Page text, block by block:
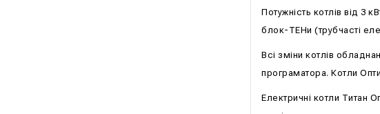
Потужність котлів від 3
блок-ТЕНи (трубчасті
Всі зміни котлів
програматора. Котли
Електричні котли Титан